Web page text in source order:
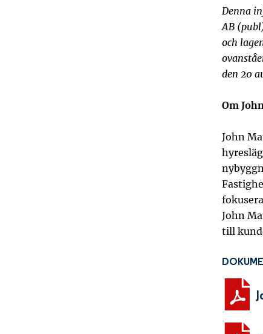
Denna
AB
och
den 20
Om
John
John
till